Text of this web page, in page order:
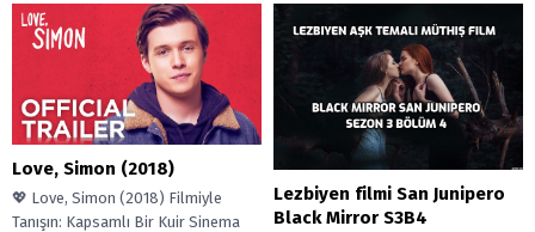
Love, Simon (2018)
💖 Love, Simon (2018) Filmiyle
Tanışın: Kapsamlı Bir Kuir Sinema
Lezbiyen filmi San Junipero
Black Mirror S3B4